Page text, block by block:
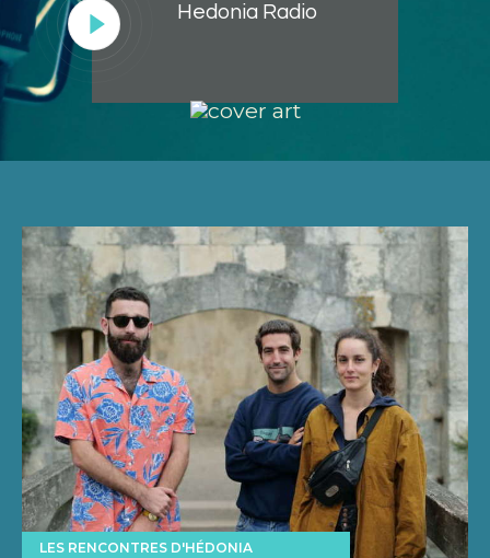
Hedonia Radio
LES RENCONTRES D'HÉDONIA